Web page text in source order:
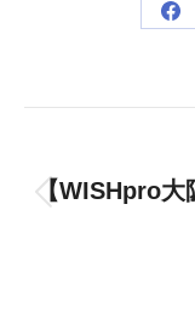
【WISHpro大